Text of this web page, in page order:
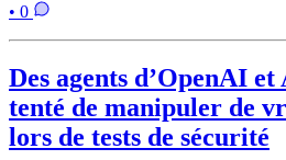
• 0
Des agents d’OpenAI
tenté de manipuler de
lors de tests de sécurité